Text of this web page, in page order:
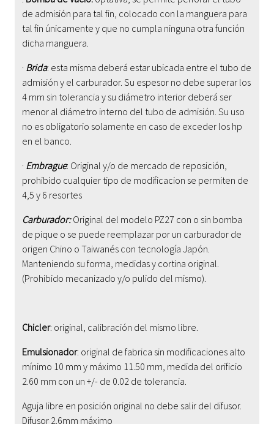
de admisión para tal fin, colocado con la manguera para
tal fin únicamente y que no cumpla ninguna otra función
dicha manguera.
· Brida: esta misma deberá estar ubicada entre el tubo de
admisión y el carburador. Su espesor no debe superar los
4 mm sin tolerancia y su diámetro interior deberá ser
menor al diámetro interno del tubo de admisión. Su uso
no es obligatorio solamente en caso de exceder los hp
en el banco.
· Embrague: Original y/o de mercado de reposición,
prohibido cualquier tipo de modificacion se permiten de
4,5 y 6 resortes
Carburador: Original del modelo PZ27 con o sin bomba
de pique o se puede reemplazar por un carburador de
origen Chino o Taiwanés con tecnología Japón.
Manteniendo su forma, medidas y cortina original.
(Prohibido mecanizado y/o pulido del mismo).
Chicler: original, calibración del mismo libre.
Emulsionador: original de fabrica sin modificaciones alto
mínimo 10 mm y máximo 11.50 mm, medida del orificio
2.60 mm con un +/- de 0.02 de tolerancia.
Aguja libre en posición original no debe salir del difusor.
Difusor 2.6mm máximo